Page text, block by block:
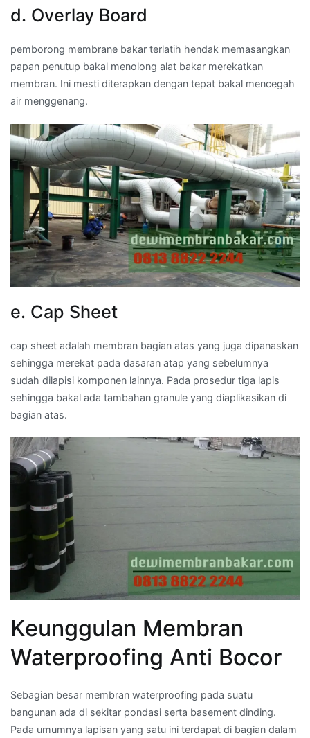
d. Overlay Board
pemborong membrane bakar terlatih hendak memasangkan
papan penutup bakal menolong alat bakar merekatkan
membran. Ini mesti diterapkan dengan tepat bakal mencegah
air menggenang.
e. Cap Sheet
cap sheet adalah membran bagian atas yang juga dipanaskan
sehingga merekat pada dasaran atap yang sebelumnya
sudah dilapisi komponen lainnya. Pada prosedur tiga lapis
sehingga bakal ada tambahan granule yang diaplikasikan di
bagian atas.
Keunggulan Membran
Waterproofing Anti Bocor
Sebagian besar membran waterproofing pada suatu
bangunan ada di sekitar pondasi serta basement dinding.
Pada umumnya lapisan yang satu ini terdapat di bagian dalam